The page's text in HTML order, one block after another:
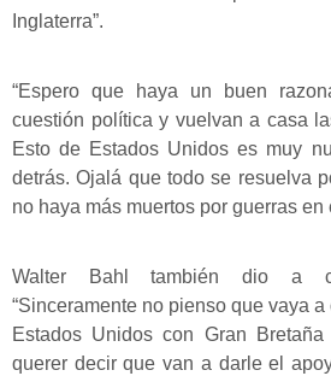
Inglaterra”.
“Espero que haya un buen
cuestión política y vuelvan a casa
Esto de Estados Unidos es muy
detrás. Ojalá que todo se resuelva
no haya más muertos por guerras en
Walter Bahl también dio a
“Sinceramente no pienso que vaya
Estados Unidos con Gran
querer decir que van a darle el